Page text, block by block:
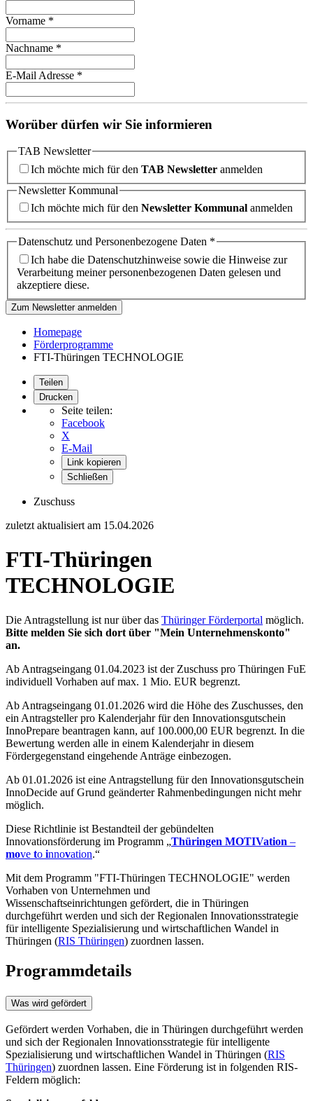
Vorname *
Nachname *
E-Mail Adresse *
Worüber dürfen wir Sie informieren
TAB Newsletter
Ich möchte mich für den TAB Newsletter anmelden
Newsletter Kommunal
Ich möchte mich für den Newsletter Kommunal anmelden
Datenschutz und Personenbezogene Daten *
Ich habe die Datenschutzhinweise sowie die Hinweise zur
Verarbeitung meiner personenbezogenen Daten gelesen und
akzeptiere diese.
Zum Newsletter anmelden
Homepage
Förderprogramme
FTI-Thüringen TECHNOLOGIE
Teilen
Drucken
Seite teilen:
Facebook
X
E-Mail
Link kopieren
Schließen
Zuschuss
zuletzt aktualisiert am 15.04.2026
FTI-Thüringen
TECHNOLOGIE
Die Antragstellung ist nur über das Thüringer Förderportal möglich.
Bitte melden Sie sich dort über "Mein Unternehmenskonto"
an.
Ab Antragseingang 01.04.2023 ist der Zuschuss pro Thüringen FuE
individuell Vorhaben auf max. 1 Mio. EUR begrenzt.
Ab Antragseingang 01.01.2026 wird die Höhe des Zuschusses, den
ein Antragsteller pro Kalenderjahr für den Innovationsgutschein
InnoPrepare beantragen kann, auf 100.000,00 EUR begrenzt. In die
Bewertung werden alle in einem Kalenderjahr in diesem
Fördergegenstand eingehende Anträge einbezogen.
Ab 01.01.2026 ist eine Antragstellung für den Innovationsgutschein
InnoDecide auf Grund geänderter Rahmenbedingungen nicht mehr
möglich.
Diese Richtlinie ist Bestandteil der gebündelten
Innovationsförderung im Programm „Thüringen MOTIVation –
move to innovation.“
Mit dem Programm "FTI-Thüringen TECHNOLOGIE" werden
Vorhaben von Unternehmen und
Wissenschaftseinrichtungen gefördert, die in Thüringen
durchgeführt werden und sich der Regionalen Innovationsstrategie
für intelligente Spezialisierung und wirtschaftlichen Wandel in
Thüringen (RIS Thüringen) zuordnen lassen.
Programmdetails
Was wird gefördert
Gefördert werden Vorhaben, die in Thüringen durchgeführt werden
und sich der Regionalen Innovationsstrategie für intelligente
Spezialisierung und wirtschaftlichen Wandel in Thüringen (RIS
Thüringen) zuordnen lassen. Eine Förderung ist in folgenden RIS-
Feldern möglich: